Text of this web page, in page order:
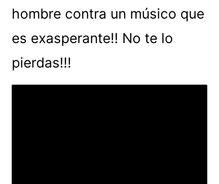
hombre contra un músico que
es exasperante!! No te lo
pierdas!!!